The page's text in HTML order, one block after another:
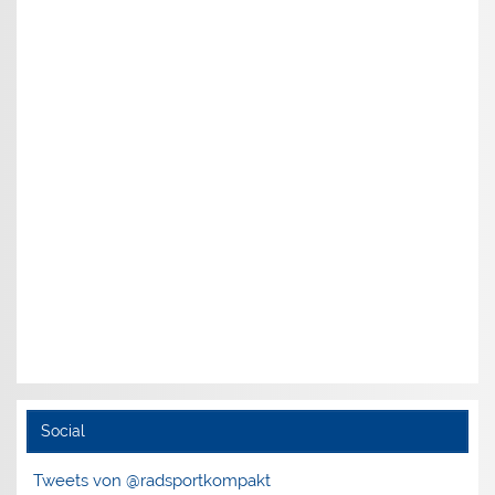
Social
Tweets von @radsportkompakt